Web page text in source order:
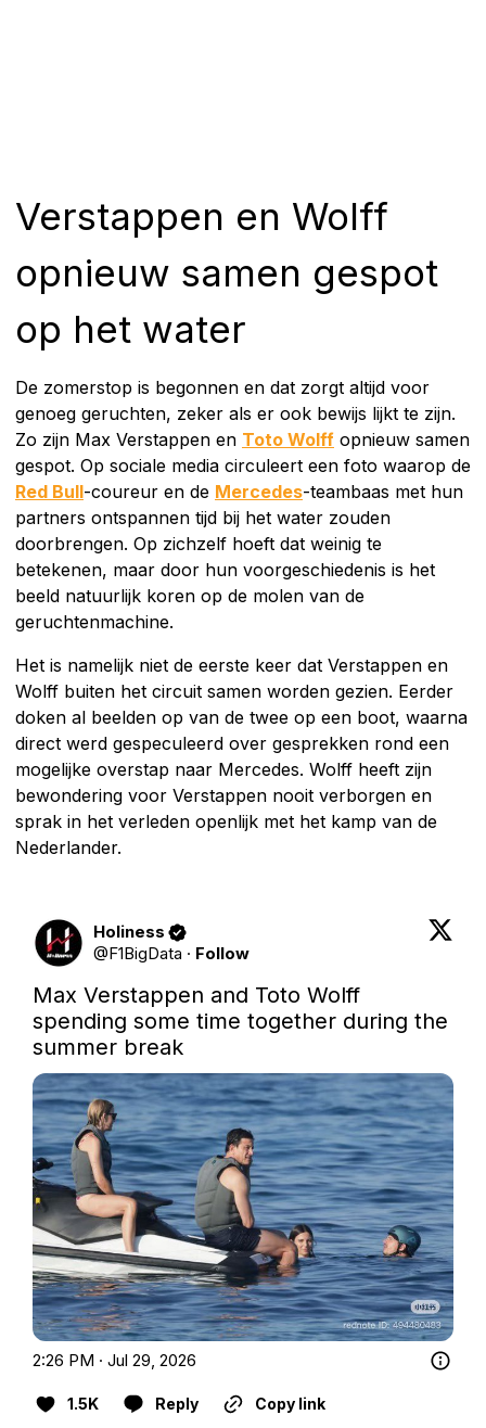
Verstappen en Wolff
opnieuw samen gespot
op het water
De zomerstop is begonnen en dat zorgt altijd voor
genoeg geruchten, zeker als er ook bewijs lijkt te zijn.
Zo zijn Max Verstappen en Toto Wolff opnieuw samen
gespot. Op sociale media circuleert een foto waarop de
Red Bull-coureur en de Mercedes-teambaas met hun
partners ontspannen tijd bij het water zouden
doorbrengen. Op zichzelf hoeft dat weinig te
betekenen, maar door hun voorgeschiedenis is het
beeld natuurlijk koren op de molen van de
geruchtenmachine.
Het is namelijk niet de eerste keer dat Verstappen en
Wolff buiten het circuit samen worden gezien. Eerder
doken al beelden op van de twee op een boot, waarna
direct werd gespeculeerd over gesprekken rond een
mogelijke overstap naar Mercedes. Wolff heeft zijn
bewondering voor Verstappen nooit verborgen en
sprak in het verleden openlijk met het kamp van de
Nederlander.
Holiness
@F1BigData · Follow
Max Verstappen and Toto Wolff
spending some time together during the
summer break
2:26 PM · Jul 29, 2026
1.5K Reply Copy link